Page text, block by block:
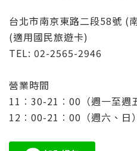
台北市南京東路二段58號 (
(適用國民旅遊卡)
TEL: 02-2565-2946
營業時間
11︰30-21︰00（週一至週
12︰00-21︰00（週六、日）